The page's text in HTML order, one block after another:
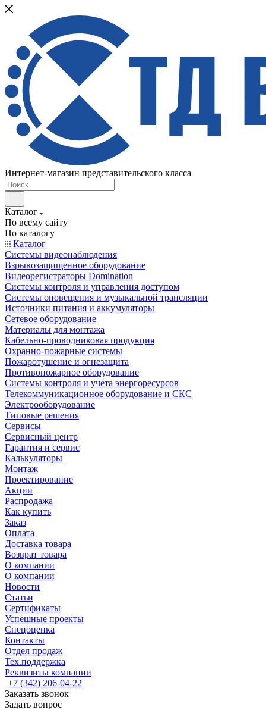
Интернет-магазин представительского класса
Каталог
По всему сайту
По каталогу
Каталог
Системы видеонаблюдения
Взрывозащищенное оборудование
Видеорегистраторы Domination
Системы контроля и управления доступом
Системы оповещения и музыкальной трансляции
Источники питания и аккумуляторы
Сетевое оборудование
Материалы для монтажа
Кабельно-проводниковая продукция
Охранно-пожарные системы
Пожаротушение и огнезащита
Противопожарное оборудование
Системы контроля и учета энергоресурсов
Телекоммуникационное оборудование и СКС
Электрооборудование
Типовые решения
Сервисы
Сервисный центр
Гарантия и сервис
Калькуляторы
Монтаж
Проектирование
Акции
Распродажа
Как купить
Заказ
Оплата
Доставка товара
Возврат товара
О компании
О компании
Новости
Статьи
Сертификаты
Успешные проекты
Спецоценка
Контакты
Отдел продаж
Тех.поддержка
Реквизиты компании
+7 (342) 206-04-22
Заказать звонок
Задать вопрос